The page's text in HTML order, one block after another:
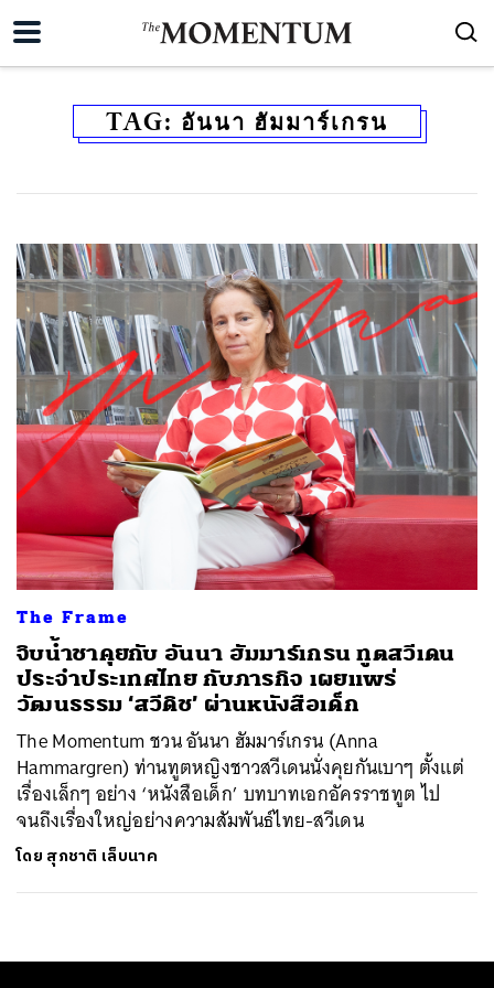
TAG: อันนา ฮัมมาร์เกรน
The Frame
จิบน้ำชาคุยกับ อันนา ฮัมมาร์เกรน ทูตสวีเดน
ประจำประเทศไทย กับภารกิจ เผยแพร่
วัฒนธรรม ‘สวีดิช’ ผ่านหนังสือเด็ก
The Momentum ชวน อันนา ฮัมมาร์เกรน (Anna
Hammargren) ท่านทูตหญิงชาวสวีเดนนั่งคุยกันเบาๆ ตั้งแต่
เรื่องเล็กๆ อย่าง ‘หนังสือเด็ก’ บทบาทเอกอัครราชทูต ไป
จนถึงเรื่องใหญ่อย่างความสัมพันธ์ไทย-สวีเดน
โดย สุภชาติ เล็บนาค
ค้นหา
SHARE TWEET LINE EMAIL